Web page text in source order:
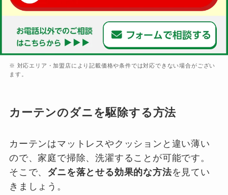
※ 対応エリア・加盟店により記載価格や条件では対応できない場合がござい
ます。
カーテンのダニを駆除する方法
カーテンはマットレスやクッションと違い薄い
ので、家庭で掃除、洗濯することが可能です。
そこで、 ダニを落とせる効果的な方法を見てい
きましょう。